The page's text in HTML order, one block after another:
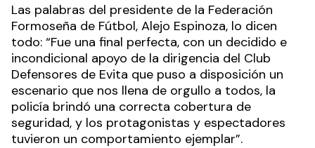
Las palabras del presidente de la Federación
Formoseña de Fútbol, Alejo Espinoza, lo dicen
todo: “Fue una final perfecta, con un decidido e
incondicional apoyo de la dirigencia del Club
Defensores de Evita que puso a disposición un
escenario que nos llena de orgullo a todos, la
policía brindó una correcta cobertura de
seguridad, y los protagonistas y espectadores
tuvieron un comportamiento ejemplar”.